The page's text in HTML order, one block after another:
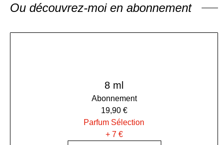
Ou découvrez-moi en abonnement
8 ml
Abonnement
19,90 €
Parfum Sélection
+ 7 €